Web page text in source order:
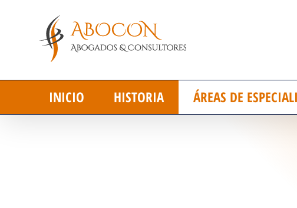
contenido
INICIO HISTORIA ÁREAS DE